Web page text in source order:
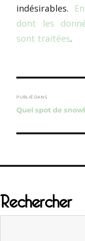
indésirables.
dont les
sont traitées.
de
l’article
PUBLIÉ DANS
Quel spot de
Rechercher